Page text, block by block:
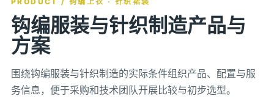
钩编服装与针织制造产品与
方案
围绕钩编服装与针织制造的实际条件组织产品、配置与服
务信息，便于采购和技术团队开展比较与初步选型。